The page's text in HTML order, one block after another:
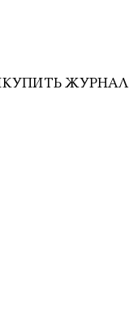
КУПИТЬ ЖУРНАЛ